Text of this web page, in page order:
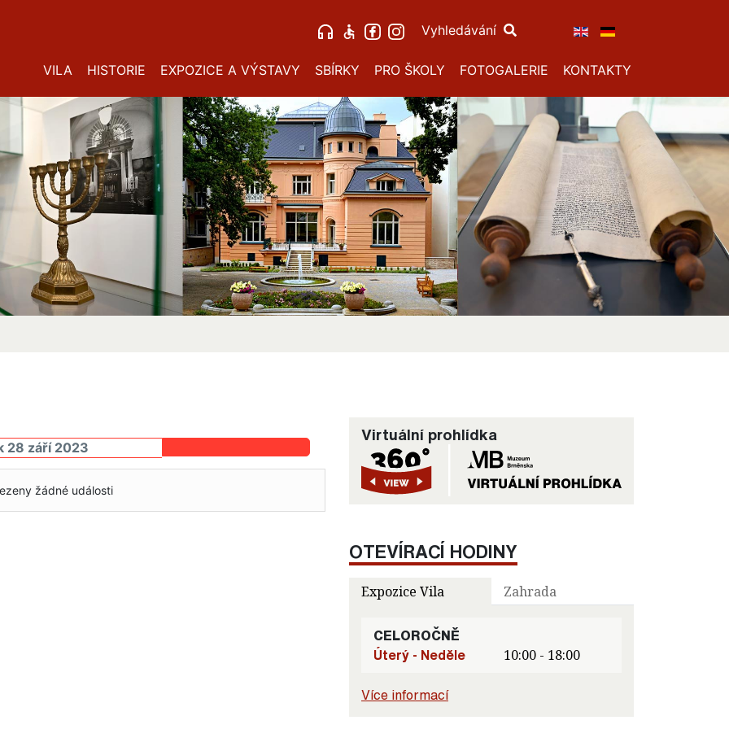
Vyhledávání
VILA HISTORIE EXPOZICE A VÝSTAVY SBÍRKY PRO ŠKOLY FOTOGALERIE KONTAKTY
28 září 2023
žádné události
Virtuální prohlídka
OTEVÍRACÍ HODINY
Expozice Vila Zahrada
CELOROČNĚ
Úterý - Neděle
10:00 - 18:00
Více informací